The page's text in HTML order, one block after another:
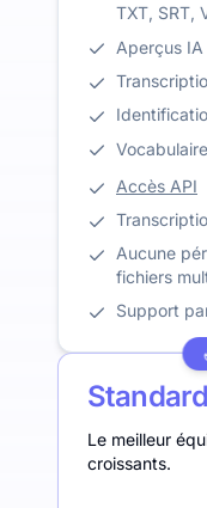
TXT, SRT,
Aperçus
Accès API
Aucune
fichiers
Support
Standard
Le meilleur
croissants.